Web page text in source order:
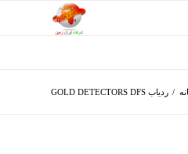
/ ردیاب GOLD DETECTORS DFS